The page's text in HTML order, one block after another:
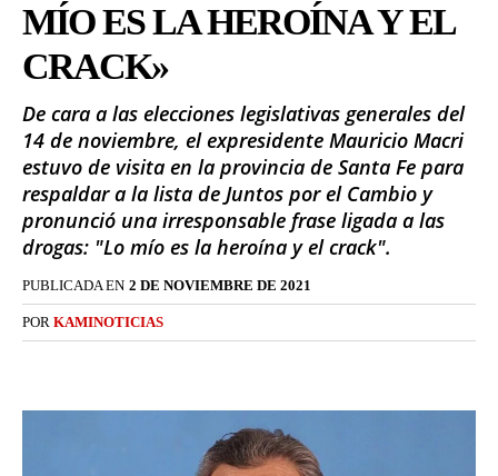
MÍO ES LA HEROÍNA Y EL
CRACK»
De cara a las elecciones legislativas generales del
14 de noviembre, el expresidente Mauricio Macri
estuvo de visita en la provincia de Santa Fe para
respaldar a la lista de Juntos por el Cambio y
pronunció una irresponsable frase ligada a las
drogas: "Lo mío es la heroína y el crack".
PUBLICADA EN 2 DE NOVIEMBRE DE 2021
POR KAMINOTICIAS